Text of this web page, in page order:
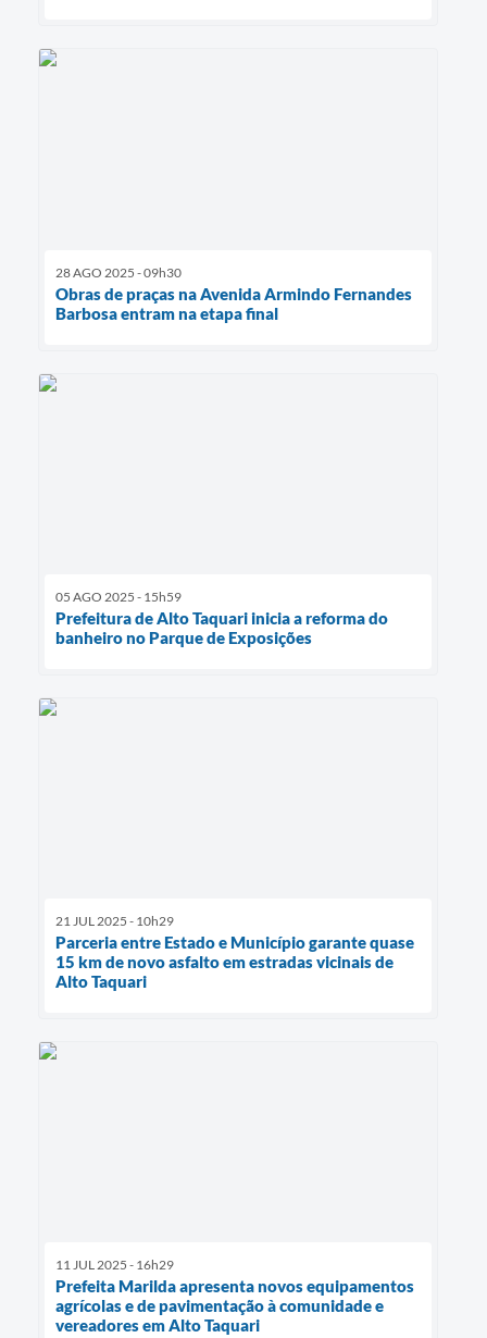
28 AGO 2025 - 09h30
Obras de praças na Avenida Armindo Fernandes
Barbosa entram na etapa final
05 AGO 2025 - 15h59
Prefeitura de Alto Taquari inicia a reforma do
banheiro no Parque de Exposições
21 JUL 2025 - 10h29
Parceria entre Estado e Município garante quase
15 km de novo asfalto em estradas vicinais de
Alto Taquari
11 JUL 2025 - 16h29
Prefeita Marilda apresenta novos equipamentos
agrícolas e de pavimentação à comunidade e
vereadores em Alto Taquari